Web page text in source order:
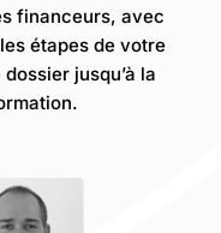
financeurs, avec
étapes de votre
jusqu’à la
.